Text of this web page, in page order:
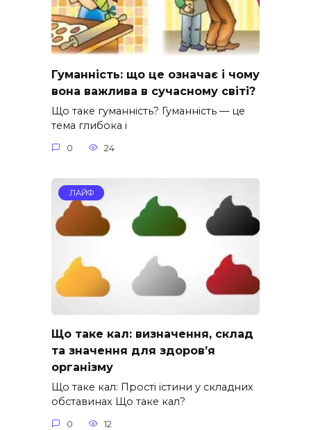
Гуманність: що це означає і чому
вона важлива в сучасному світі?
Що таке гуманність? Гуманність — це
тема глибока і
0 24
ЛАЙФ
Що таке кал: визначення, склад
та значення для здоров’я
організму
Що таке кал: Прості істини у складних
обставинах Що таке кал?
0 12